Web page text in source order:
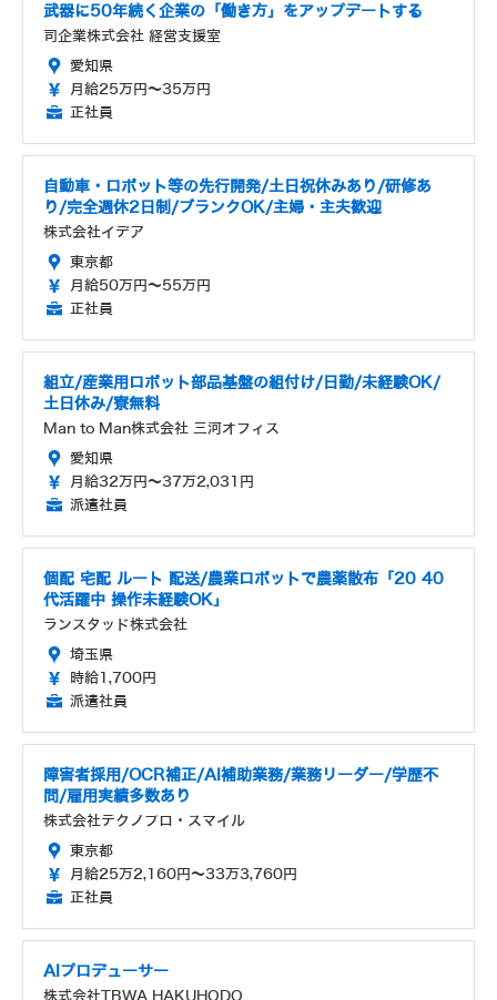
武器に50年続く企業の「働き方」をアップデートする
司企業株式会社 経営支援室
愛知県
月給25万円～35万円
正社員
自動車・ロボット等の先行開発/土日祝休みあり/研修あ
り/完全週休2日制/ブランクOK/主婦・主夫歓迎
株式会社イデア
東京都
月給50万円～55万円
正社員
組立/産業用ロボット部品基盤の組付け/日勤/未経験OK/
土日休み/寮無料
Man to Man株式会社 三河オフィス
愛知県
月給32万円～37万2,031円
派遣社員
個配 宅配 ルート 配送/農業ロボットで農薬散布「20 40
代活躍中 操作未経験OK」
ランスタッド株式会社
埼玉県
時給1,700円
派遣社員
障害者採用/OCR補正/AI補助業務/業務リーダー/学歴不
問/雇用実績多数あり
株式会社テクノプロ・スマイル
東京都
月給25万2,160円～33万3,760円
正社員
AIプロデューサー
株式会社TBWA HAKUHODO